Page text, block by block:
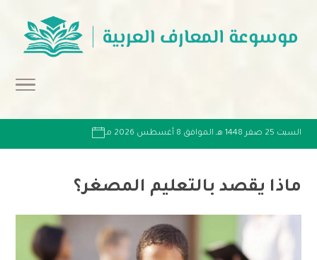
السبت 25 صفر 1448 هـ الموافق 8 أغسطس 2026 مـ
ماذا يقصد بالتعليم المصغر؟